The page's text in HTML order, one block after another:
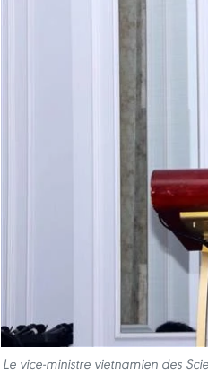
Le vice-ministre vietnamien des